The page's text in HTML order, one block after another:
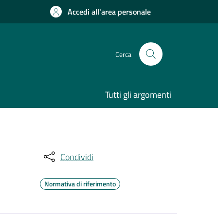
Accedi all'area personale
Cerca
Tutti gli argomenti
Condividi
Normativa di riferimento